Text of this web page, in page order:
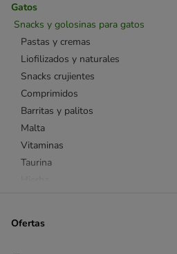
Gatos
Snacks y golosinas para gatos
Pastas y cremas
Liofilizados y naturales
Snacks crujientes
Comprimidos
Barritas y palitos
Malta
Vitaminas
Taurina
Ofertas